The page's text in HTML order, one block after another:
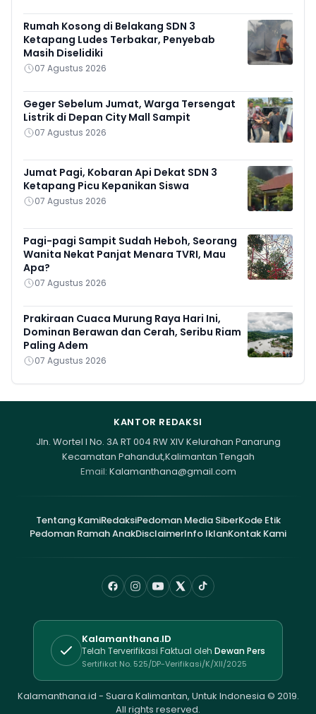
Rumah Kosong di Belakang SDN 3
Ketapang Ludes Terbakar, Penyebab
Masih Diselidiki
07 Agustus 2026
Geger Sebelum Jumat, Warga Tersengat
Listrik di Depan City Mall Sampit
07 Agustus 2026
Jumat Pagi, Kobaran Api Dekat SDN 3
Ketapang Picu Kepanikan Siswa
07 Agustus 2026
Pagi-pagi Sampit Sudah Heboh, Seorang
Wanita Nekat Panjat Menara TVRI, Mau
Apa?
07 Agustus 2026
Prakiraan Cuaca Murung Raya Hari Ini,
Dominan Berawan dan Cerah, Seribu Riam
Paling Adem
07 Agustus 2026
KANTOR REDAKSI
Jln. Wortel I No. 3A RT 004 RW XIV Kelurahan Panarung
Kecamatan Pahandut,Kalimantan Tengah
Email: Kalamanthana@gmail.com
Tentang KamiRedaksiPedoman Media SiberKode Etik
Pedoman Ramah AnakDisclaimerInfo IklanKontak Kami
Kalamanthana.ID
Telah Terverifikasi Faktual oleh Dewan Pers
Sertifikat No. 525/DP-Verifikasi/K/XII/2025
Kalamanthana.id - Suara Kalimantan, Untuk Indonesia © 2019.
All rights reserved.